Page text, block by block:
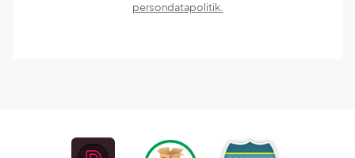
persondatapolitik.